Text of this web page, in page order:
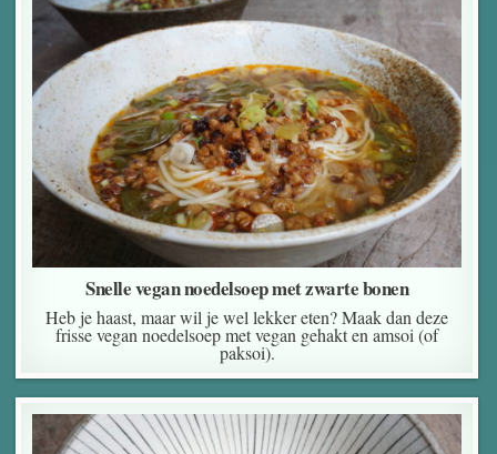
Snelle vegan noedelsoep met zwarte bonen
Heb je haast, maar wil je wel lekker eten? Maak dan deze
frisse vegan noedelsoep met vegan gehakt en amsoi (of
paksoi).